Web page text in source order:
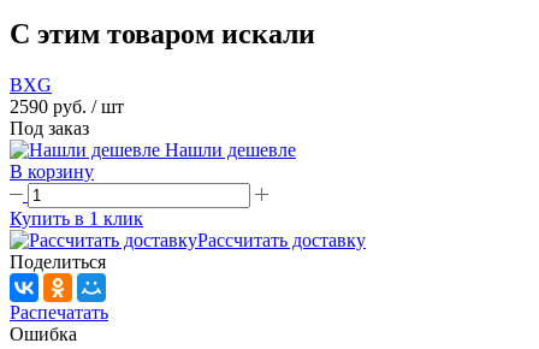
C этим товаром искали
BXG
2590 руб. / шт
Под заказ
Нашли дешевле
В корзину
Купить в 1 клик
Рассчитать доставку
Поделиться
Распечатать
Ошибка